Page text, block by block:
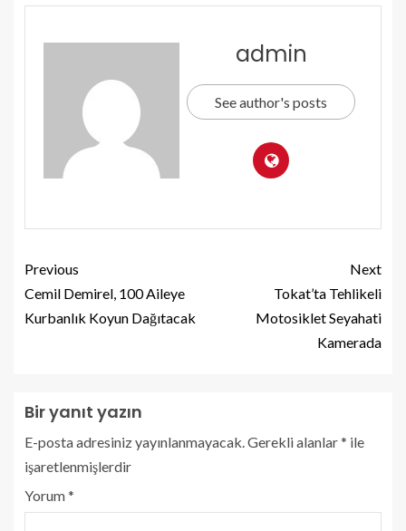
admin
See author's posts
Previous
Cemil Demirel, 100 Aileye
Kurbanlık Koyun Dağıtacak
Next
Tokat’ta Tehlikeli
Motosiklet Seyahati
Kamerada
Bir yanıt yazın
E-posta adresiniz yayınlanmayacak.Gerekli alanlar* ile
işaretlenmişlerdir
Yorum*